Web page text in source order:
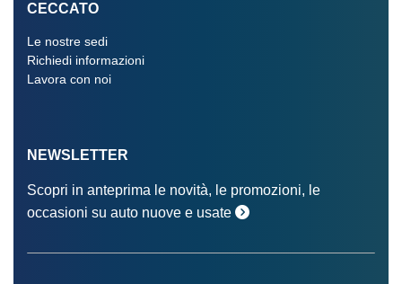
CECCATO
Le nostre sedi
Richiedi informazioni
Lavora con noi
NEWSLETTER
Scopri in anteprima le novità, le promozioni, le
occasioni su auto nuove e usate